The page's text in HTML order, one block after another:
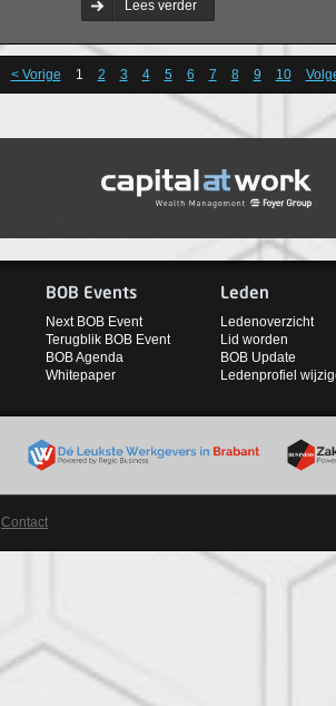
Lees verder
< Vorige 1 2 3 4 5 6 7 8 9 10
BOB Events
Next BOB Event
Terugblik BOB Event
BOB Agenda
Whitepaper
Leden
Ledenoverzicht
Lid worden
BOB Update
Ledenprofiel
Contact